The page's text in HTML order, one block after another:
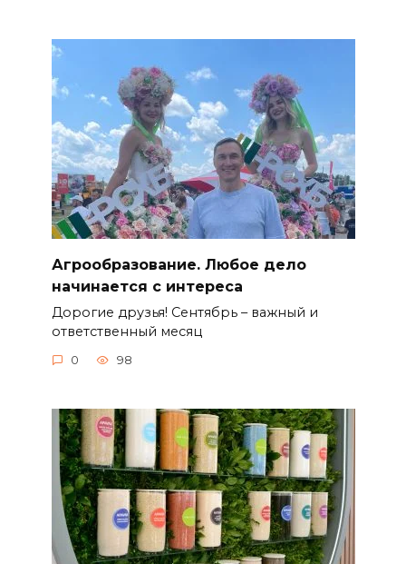
Агрообразование. Любое дело
начинается с интереса
Дорогие друзья! Сентябрь – важный и
ответственный месяц
0 98